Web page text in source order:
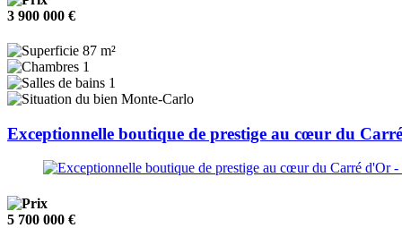
3 900 000 €
87 m²
1
1
Monte-Carlo
Exceptionnelle boutique de prestige au cœur du
5 700 000 €